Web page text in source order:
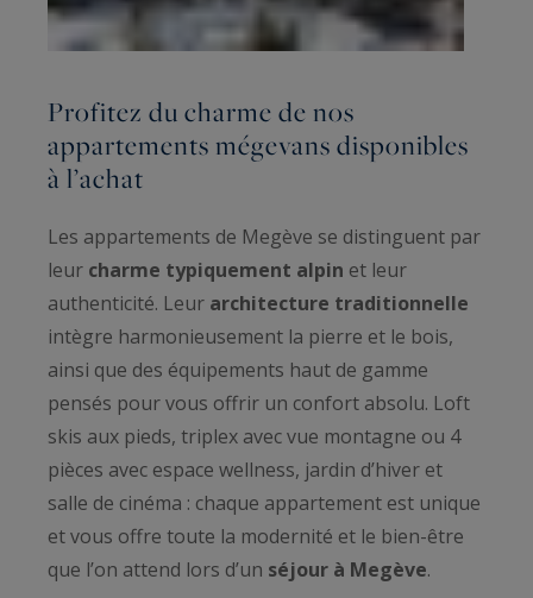
Profitez du charme de nos
appartements mégevans disponibles
à l’achat
Les appartements de Megève se distinguent par
leur charme typiquement alpin et leur
authenticité. Leur architecture traditionnelle
intègre harmonieusement la pierre et le bois,
ainsi que des équipements haut de gamme
pensés pour vous offrir un confort absolu. Loft
skis aux pieds, triplex avec vue montagne ou 4
pièces avec espace wellness, jardin d’hiver et
salle de cinéma : chaque appartement est unique
et vous offre toute la modernité et le bien-être
que l’on attend lors d’un séjour à Megève.